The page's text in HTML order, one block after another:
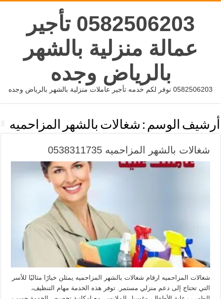
0582506203 تأجير
عمالة منزلية بالشهر
بالرياض وجده
0582506203 نوفر لكم خدمه تأجير عاملات منزلية بالشهر بالرياض وجده
أرشيف الوسم : شغالات بالشهر المزاحميه
شغالات بالشهر المزاحميه 0538311735
شغالات المزاحميه ارقام شغالات بالشهر المزاحميه يمثلن خيارًا مثاليًا للأسر
التي تحتاج إلى دعم منزلي مستمر. توفر هذه الخدمة مهام التنظيف،